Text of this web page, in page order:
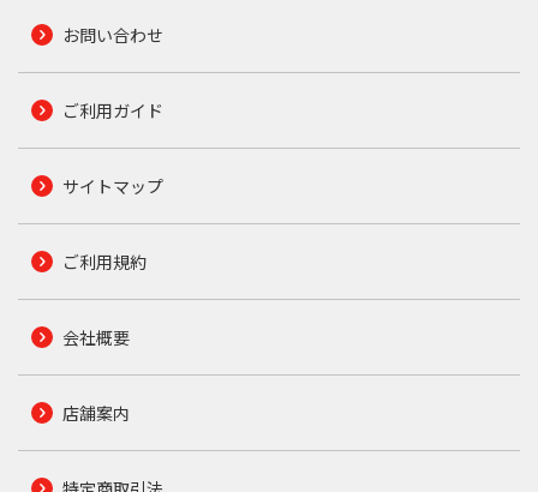
お問い合わせ
ご利用ガイド
サイトマップ
ご利用規約
会社概要
店舗案内